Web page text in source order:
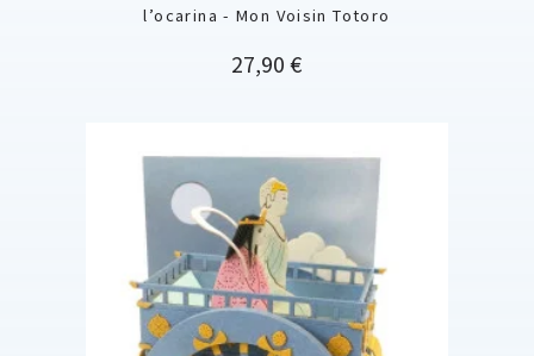
l’ocarina - Mon Voisin Totoro
Prix
27,90 €